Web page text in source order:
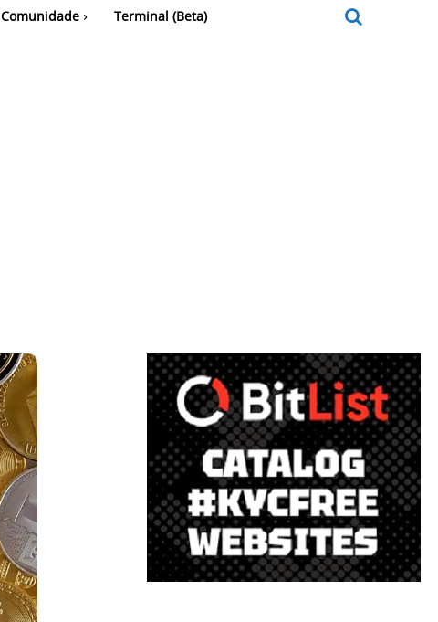
Comunidade Terminal (Beta)